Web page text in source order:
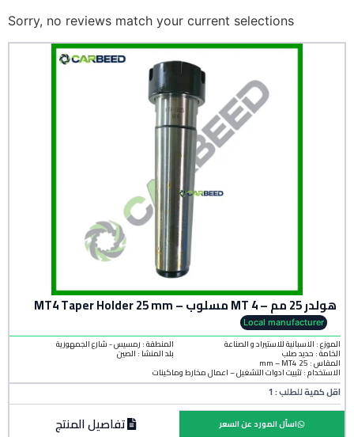
Sorry, no reviews match your current selections
هولدر 25 مم – 4 MT مسلوب – MT4 Taper Holder 25 mm
Local manufacturer
الموزع : الاسبانية للاستيراد و الصناعة
الخامة : حديد صلب
المنطقة : رمسيس - شارع الجمهورية
بلد المنشأ : الصين
المقاس : 25 mm – MT4
الاستخدام : تثبيت أدوات التشغيل – أعمال مخارط وماكينات
اقل كمية للطلب : 1
تفاصيل المنتج اسأل المورد عن السعر